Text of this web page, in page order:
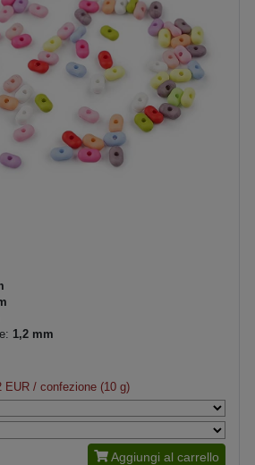
1,2 mm
EUR / confezione (10 g)
Aggiungi al carrello